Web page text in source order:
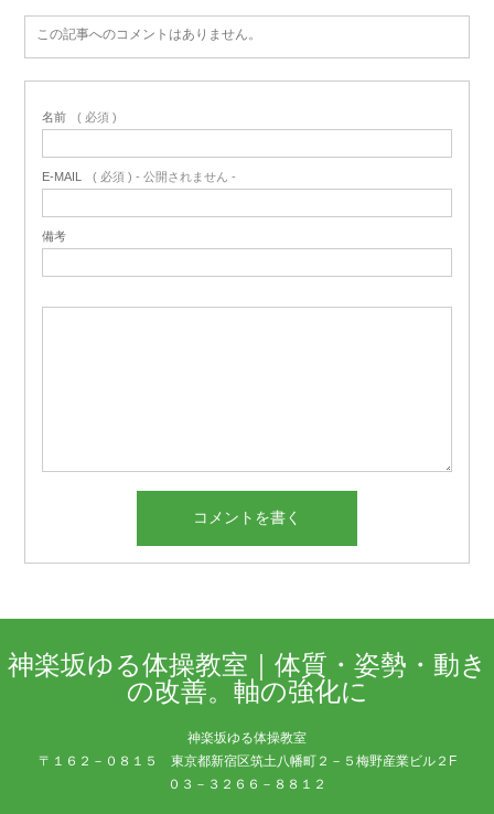
この記事へのコメントはありません。
名前 ( 必須 )
E-MAIL ( 必須 ) - 公開されません -
備考
神楽坂ゆる体操教室｜体質・姿勢・動き
の改善。軸の強化に
神楽坂ゆる体操教室
〒１６２－０８１５ 東京都新宿区筑土八幡町２－５梅野産業ビル２F
０３－３２６６－８８１２